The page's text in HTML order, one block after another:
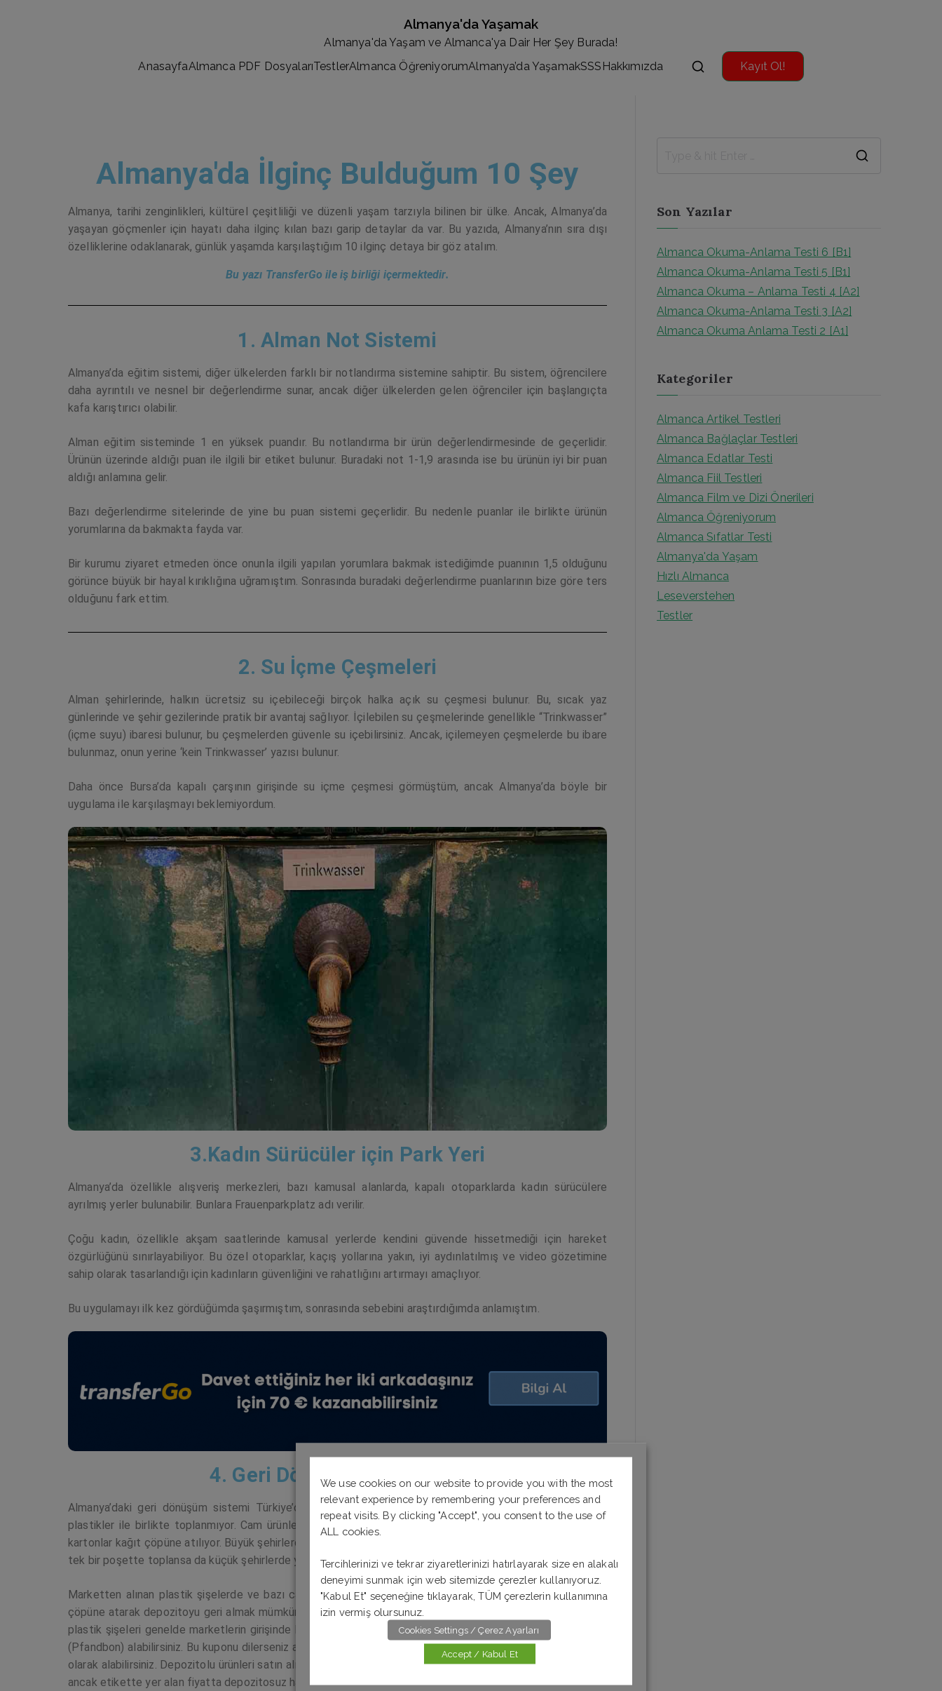
Almanya'da Yaşamak
Almanya'da Yaşam ve Almanca'ya Dair Her Şey Burada!
AnasayfaAlmanca PDF DosyalarıTestlerAlmanca ÖğreniyorumAlmanya’da YaşamakSSS Hakkımızda Kayıt Ol!
Almanya'da İlginç Bulduğum 10 Şey
Almanya, tarihi zenginlikleri, kültürel çeşitliliği ve düzenli yaşam tarzıyla bilinen bir ülke. Ancak, Almanya’da
yaşayan göçmenler için hayatı daha ilginç kılan bazı garip detaylar da var. Bu yazıda, Almanya’nın sıra dışı
özelliklerine odaklanarak, günlük yaşamda karşılaştığım 10 ilginç detaya bir göz atalım.
Bu yazı TransferGo ile iş birliği içermektedir.
1. Alman Not Sistemi
Almanya’da eğitim sistemi, diğer ülkelerden farklı bir notlandırma sistemine sahiptir. Bu sistem, öğrencilere
daha ayrıntılı ve nesnel bir değerlendirme sunar, ancak diğer ülkelerden gelen öğrenciler için başlangıçta
kafa karıştırıcı olabilir.
Alman eğitim sisteminde 1 en yüksek puandır. Bu notlandırma bir ürün değerlendirmesinde de geçerlidir.
Ürünün üzerinde aldığı puan ile ilgili bir etiket bulunur. Buradaki not 1-1,9 arasında ise bu ürünün iyi bir puan
aldığı anlamına gelir.
Bazı değerlendirme sitelerinde de yine bu puan sistemi geçerlidir. Bu nedenle puanlar ile birlikte ürünün
yorumlarına da bakmakta fayda var.
Bir kurumu ziyaret etmeden önce onunla ilgili yapılan yorumlara bakmak istediğimde puanının 1,5 olduğunu
görünce büyük bir hayal kırıklığına uğramıştım. Sonrasında buradaki değerlendirme puanlarının bize göre ters
olduğunu fark ettim.
2. Su İçme Çeşmeleri
Alman şehirlerinde, halkın ücretsiz su içebileceği birçok halka açık su çeşmesi bulunur. Bu, sıcak yaz
günlerinde ve şehir gezilerinde pratik bir avantaj sağlıyor. İçilebilen su çeşmelerinde genellikle “Trinkwasser”
(içme suyu) ibaresi bulunur, bu çeşmelerden güvenle su içebilirsiniz. Ancak, içilemeyen çeşmelerde bu ibare
bulunmaz, onun yerine ‘kein Trinkwasser’ yazısı bulunur.
Daha önce Bursa’da kapalı çarşının girişinde su içme çeşmesi görmüştüm, ancak Almanya’da böyle bir
uygulama ile karşılaşmayı beklemiyordum.
3.Kadın Sürücüler için Park Yeri
Almanya’da özellikle alışveriş merkezleri, bazı kamusal alanlarda, kapalı otoparklarda kadın sürücülere
ayrılmış yerler bulunabilir. Bunlara Frauenparkplatz adı verilir.
Çoğu kadın, özellikle akşam saatlerinde kamusal yerlerde kendini güvende hissetmediği için hareket
özgürlüğünü sınırlayabiliyor. Bu özel otoparklar, kaçış yollarına yakın, iyi aydınlatılmış ve video gözetimine
sahip olarak tasarlandığı için kadınların güvenliğini ve rahatlığını artırmayı amaçlıyor.
Bu uygulamayı ilk kez gördüğümda şaşırmıştım, sonrasında sebebini araştırdığımda anlamıştım.
4. Geri Dönüşüm - Depozito
Almanya’daki geri dönüşüm sistemi Türkiye’dekine göre biraz daha detaylı. Cam ve kağıt hiçbir zaman
plastikler ile birlikte toplanmıyor. Cam ürünler bunun için belirlenmiş olan kutulara atılırken, kağıtlar ya da
kartonlar kağıt çöpüne atılıyor. Büyük şehirlerde plastik kutular, ambalajlar, içecek kutuları ve metal kapaklar
tek bir poşette toplansa da küçük şehirlerde ya da kasabalarda bu işlemin daha detaylı yapılması gerekiyor.
Marketten alınan plastik şişelerde ve bazı cam şişeler depozitolu olduğu için, bu şişeleri marketteki şişe
çöpüne atarak depozitoyu geri almak mümkün. Bu plastik şişelerde bir sembol bulunuyor, bu sembole sahip
plastik şişeleri genelde marketlerin girişinde bulunan Pfand kutusuna atıp, attığınız miktara göre bir kupon
(Pfandbon) alabilirsiniz. Bu kuponu dilerseniz alışverişte kullanabilir, dilerseniz ilgili marketin kasasından nakit
olarak alabilirsiniz. Depozitolu ürünleri satın alırken fiyatın üstüne otomatik olarak depozito değeri ekleniyor,
ancak etikette yer alan fiyatta depozitosuz hali yer alıyor.
Son Yazılar
Almanca Okuma-Anlama Testi 6 [B1]
Almanca Okuma-Anlama Testi 5 [B1]
Almanca Okuma – Anlama Testi 4 [A2]
Almanca Okuma-Anlama Testi 3 [A2]
Almanca Okuma Anlama Testi 2 [A1]
Kategoriler
Almanca Artikel Testleri
Almanca Bağlaçlar Testleri
Almanca Edatlar Testi
Almanca Fiil Testleri
Almanca Film ve Dizi Önerileri
Almanca Öğreniyorum
Almanca Sıfatlar Testi
Almanya'da Yaşam
Hızlı Almanca
Leseverstehen
Testler
We use cookies on our website to provide you with the most
relevant experience by remembering your preferences and
repeat visits. By clicking "Accept", you consent to the use of
ALL cookies.
Tercihlerinizi ve tekrar ziyaretlerinizi hatırlayarak size en alakalı
deneyimi sunmak için web sitemizde çerezler kullanıyoruz.
"Kabul Et" seçeneğine tıklayarak, TÜM çerezlerin kullanımına
izin vermiş olursunuz.
Cookies Settings / Çerez Ayarları
Accept / Kabul Et